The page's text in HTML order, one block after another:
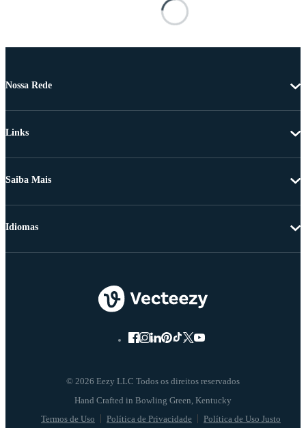
Nossa Rede
Links
Saiba Mais
© 2026 Eezy LLC Todos os direitos reservados
Termos de Uso Política de Privacidade Política de Uso Justo
Idiomas